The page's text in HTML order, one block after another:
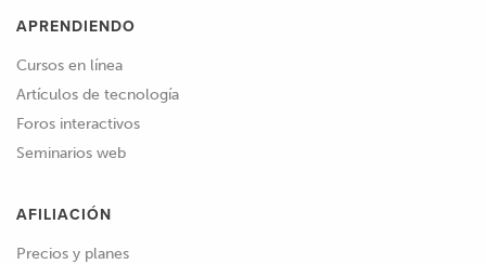
APRENDIENDO
Cursos en línea
Artículos de tecnología
Foros interactivos
Seminarios web
AFILIACIÓN
Precios y planes